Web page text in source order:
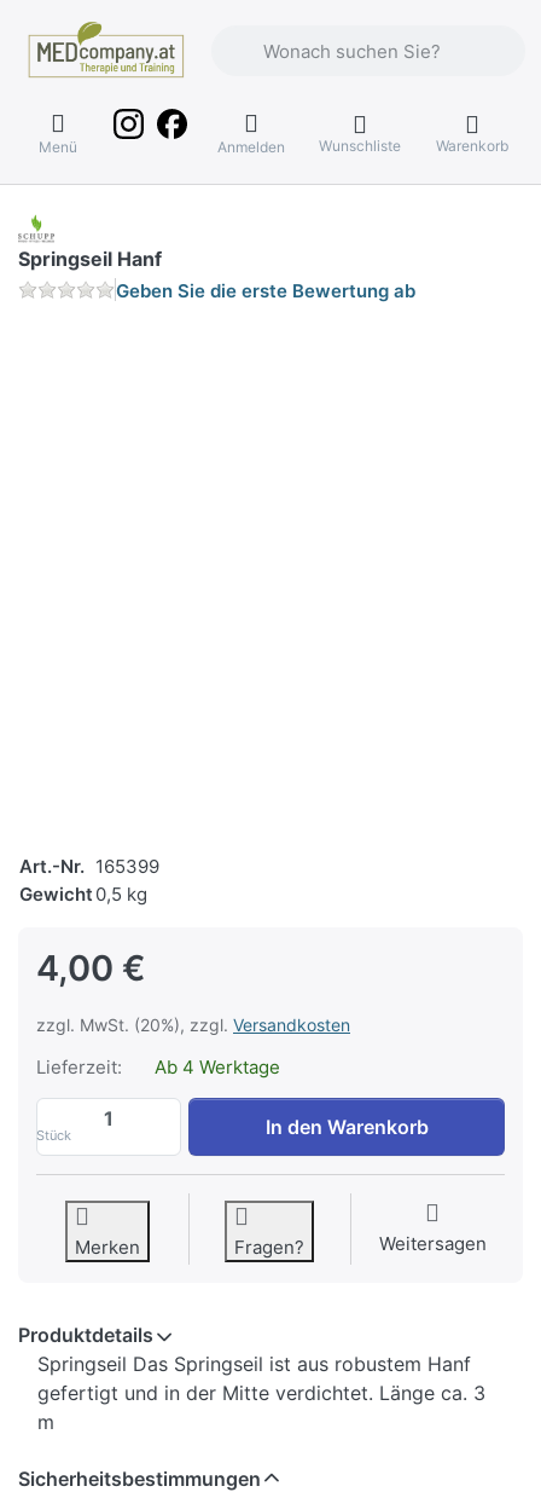
Menü Anmelden Wunschliste Warenkorb
Springseil Hanf
Geben Sie die erste Bewertung ab
Art.-Nr. 165399
Gewicht 0,5 kg
4,00 €
zzgl. MwSt. (20%), zzgl. Versandkosten
Lieferzeit: Ab 4 Werktage
Stück
Springseil Hanf zu 4,00 €, Menge 1.
In den Warenkorb
Merken Fragen? Weitersagen
Produktdetails
Springseil Das Springseil ist aus robustem Hanf
gefertigt und in der Mitte verdichtet. Länge ca. 3
m
Sicherheitsbestimmungen